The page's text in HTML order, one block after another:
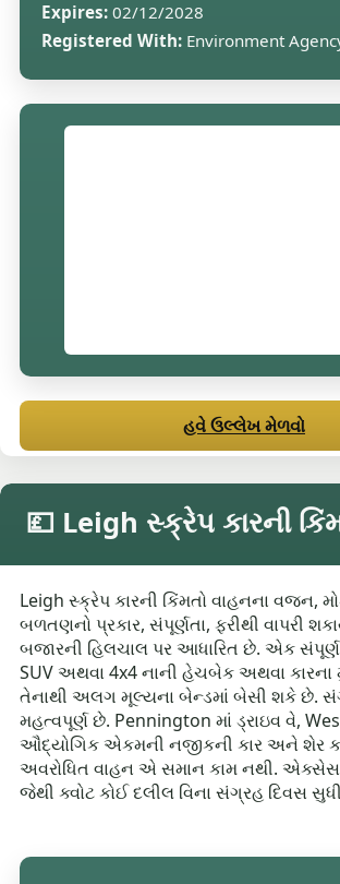
Expires: 02/12/2028
Registered With: Environment
હવે ઉલ્લેખ મેળવો
💷 Leigh સ્ક્રેપ કારની
Leigh સ્ક્રેપ કારની કિંમતો વાહનના વજન,
બળતણનો પ્રકાર, સંપૂર્ણતા, ફરીથી વાપરી
બજારની હિલચાલ પર આધારિત છે. એક
SUV અથવા 4x4 નાની હેચબેક અથવા
તેનાથી અલગ મૂલ્યના બેન્ડમાં બેસી શકે છે.
મહત્વપૂર્ણ છે. Pennington માં ડ્રાઇવ વે,
ઔદ્યોગિક એકમની નજીકની કાર અને શેર
અવરોધિત વાહન એ સમાન કામ નથી.
જેથી ક્વોટ કોઈ દલીલ વિના સંગ્રહ દિવસ